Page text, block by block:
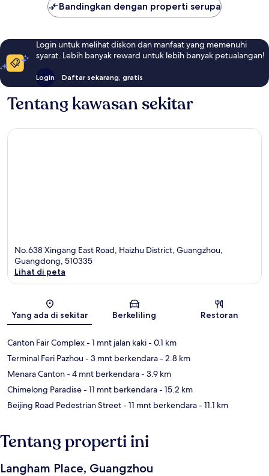
Bandingkan dengan properti serupa
Login untuk melihat diskon dan manfaat yang memenuhi
syarat. Lebih banyak reward untuk lebih banyak petualangan!
Login Daftar sekarang, gratis
Tentang kawasan sekitar
No.638 Xingang East Road, Haizhu District, Guangzhou,
Guangdong, 510335
Lihat di peta
Yang ada di sekitar Berkeliling Restoran
Canton Fair Complex- 1 mnt jalan kaki- 0.1 km
Terminal Feri Pazhou- 3 mnt berkendara- 2.8 km
Menara Canton- 4 mnt berkendara- 3.9 km
Chimelong Paradise- 11 mnt berkendara- 15.2 km
Beijing Road Pedestrian Street- 11 mnt berkendara- 11.1 km
Tentang properti ini
Langham Place, Guangzhou